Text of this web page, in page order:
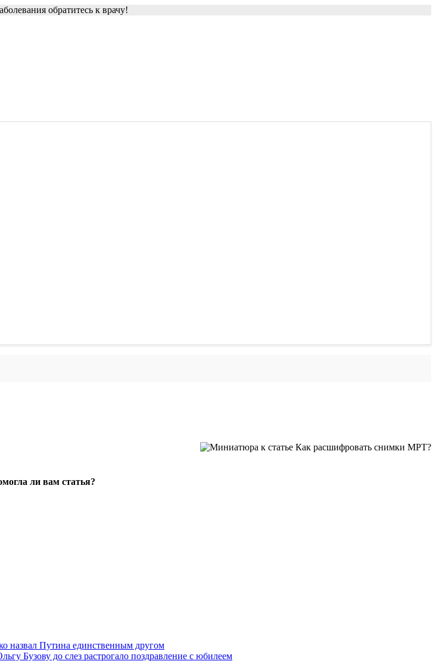
обратитесь к врачу!
ли вам статья?
назвал Путина единственным другом
Бузову до слез растрогало поздравление с юбилеем